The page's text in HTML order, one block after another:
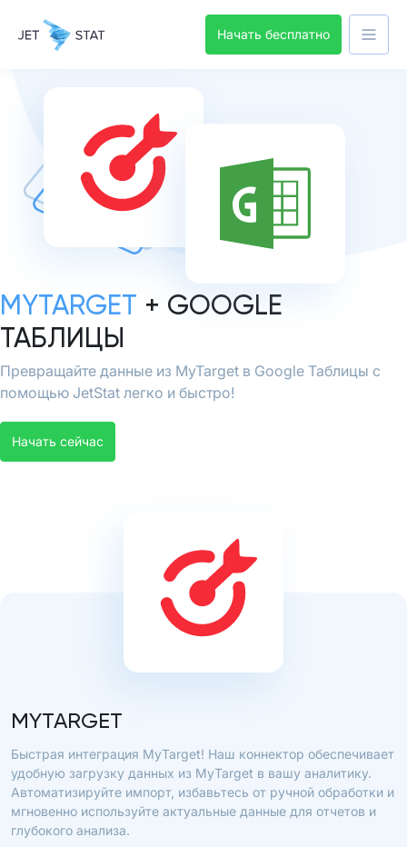
Начать бесплатно
MYTARGET + GOOGLE
ТАБЛИЦЫ
Превращайте данные из MyTarget в Google Таблицы с
помощью JetStat легко и быстро!
Начать сейчас
MYTARGET
Быстрая интеграция MyTarget! Наш коннектор обеспечивает
удобную загрузку данных из MyTarget в вашу аналитику.
Автоматизируйте импорт, избавьтесь от ручной обработки и
мгновенно используйте актуальные данные для отчетов и
глубокого анализа.